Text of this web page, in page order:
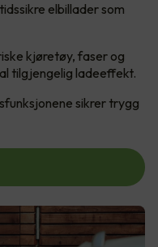
elbillader som
kjøretøy, faser og
tilgjengelig ladeeffekt.
sikrer trygg